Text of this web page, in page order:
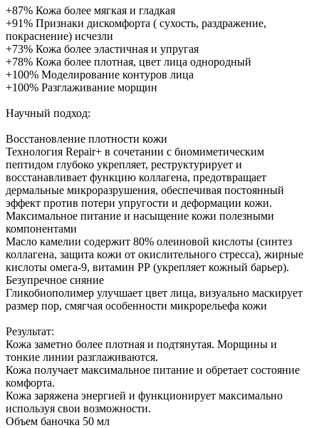
+87% Кожа более мягкая и гладкая
+91% Признаки дискомфорта ( сухость, раздражение,
покраснение) исчезли
+73% Кожа более эластичная и упругая
+78% Кожа более плотная, цвет лица однородный
+100% Моделирование контуров лица
+100% Разглаживание морщин
Научный подход:
Восстановление плотности кожи
Технология Repair+ в сочетании с биомиметическим
пептидом глубоко укрепляет, реструктурирует и
восстанавливает функцию коллагена, предотвращает
дермальные микроразрушения, обеспечивая постоянный
эффект против потери упругости и деформации кожи.
Максимальное питание и насыщение кожи полезными
компонентами
Масло камелии содержит 80% олеиновой кислоты (синтез
коллагена, защита кожи от окислительного стресса), жирные
кислоты омега-9, витамин РР (укрепляет кожный барьер).
Безупречное сияние
Гликобиополимер улучшает цвет лица, визуально маскирует
размер пор, смягчая особенности микрорельефа кожи
Результат:
Кожа заметно более плотная и подтянутая. Морщины и
тонкие линии разглаживаются.
Кожа получает максимальное питание и обретает состояние
комфорта.
Кожа заряжена энергией и функционирует максимально
используя свои возможности.
Объем баночка 50 мл